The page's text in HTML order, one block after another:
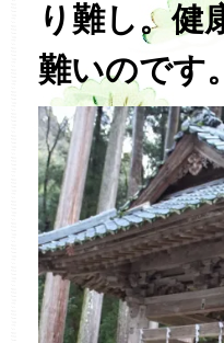
り難し。健
難いのです。